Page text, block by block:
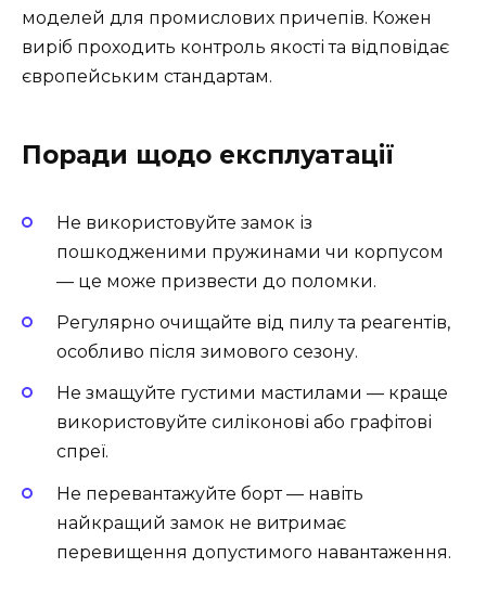
моделей для промислових причепів. Кожен
виріб проходить контроль якості та відповідає
європейським стандартам.
Поради щодо експлуатації
Не використовуйте замок із
пошкодженими пружинами чи корпусом
— це може призвести до поломки.
Регулярно очищайте від пилу та реагентів,
особливо після зимового сезону.
Не змащуйте густими мастилами — краще
використовуйте силіконові або графітові
спреї.
Не перевантажуйте борт — навіть
найкращий замок не витримає
перевищення допустимого навантаження.